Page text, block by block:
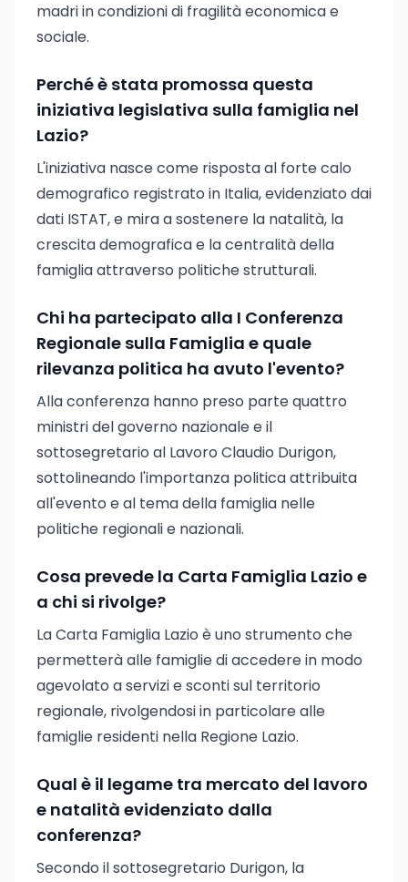
madri in condizioni di fragilità economica e
sociale.
Perché è stata promossa questa
iniziativa legislativa sulla famiglia nel
Lazio?
L'iniziativa nasce come risposta al forte calo
demografico registrato in Italia, evidenziato dai
dati ISTAT, e mira a sostenere la natalità, la
crescita demografica e la centralità della
famiglia attraverso politiche strutturali.
Chi ha partecipato alla I Conferenza
Regionale sulla Famiglia e quale
rilevanza politica ha avuto l'evento?
Alla conferenza hanno preso parte quattro
ministri del governo nazionale e il
sottosegretario al Lavoro Claudio Durigon,
sottolineando l'importanza politica attribuita
all'evento e al tema della famiglia nelle
politiche regionali e nazionali.
Cosa prevede la Carta Famiglia Lazio e
a chi si rivolge?
La Carta Famiglia Lazio è uno strumento che
permetterà alle famiglie di accedere in modo
agevolato a servizi e sconti sul territorio
regionale, rivolgendosi in particolare alle
famiglie residenti nella Regione Lazio.
Qual è il legame tra mercato del lavoro
e natalità evidenziato dalla
conferenza?
Secondo il sottosegretario Durigon, la